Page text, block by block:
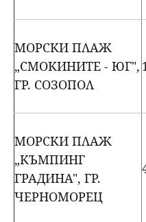
МОРСКИ ПЛАЖ
„СМОКИНИТЕ - ЮГ",
ГР. СОЗОПОЛ
МОРСКИ ПЛАЖ
„КЪМПИНГ
ГРАДИНА", ГР.
ЧЕРНОМОРЕЦ